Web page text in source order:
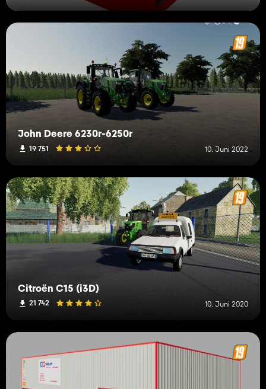
John Deere 6230r-6250r
19 751 10. Juni 2022
Citroën C15 (i3D)
21 742 10. Juni 2020